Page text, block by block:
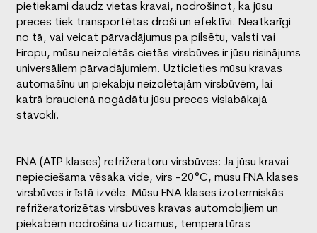
pietiekami daudz vietas kravai, nodrošinot, ka jūsu
preces tiek transportētas droši un efektīvi. Neatkarīgi
no tā, vai veicat pārvadājumus pa pilsētu, valsti vai
Eiropu, mūsu neizolētās cietās virsbūves ir jūsu risinājums
universāliem pārvadājumiem. Uzticieties mūsu kravas
automašīnu un piekabju neizolētajām virsbūvēm, lai
katrā braucienā nogādātu jūsu preces vislabākajā
stāvoklī.
FNA (ATP klases) refrižeratoru virsbūves: Ja jūsu kravai
nepieciešama vēsāka vide, virs -20°C, mūsu FNA klases
virsbūves ir īstā izvēle. Mūsu FNA klases izotermiskās
refrižeratorizētās virsbūves kravas automobiļiem un
piekabēm nodrošina uzticamus, temperatūras